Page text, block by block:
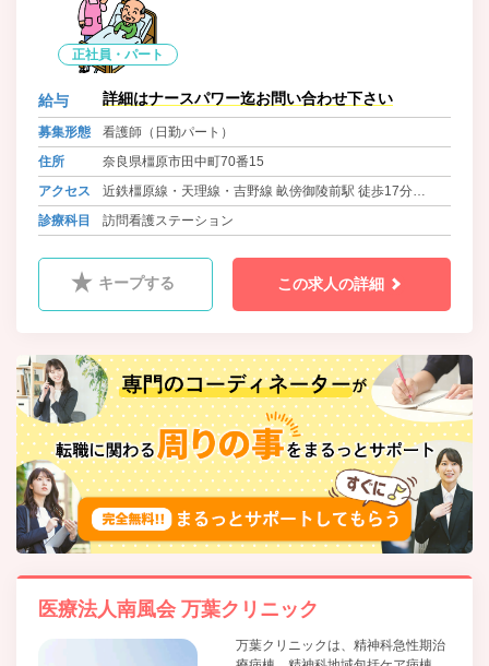
正社員・パート
給与 詳細はナースパワー迄お問い合わせ下さい
募集形態
看護師（日勤パート）
住所
奈良県橿原市田中町70番15
アクセス
近鉄橿原線・天理線・吉野線 畝傍御陵前駅 徒歩17分
近鉄南大阪線・長野線・道明寺線 近鉄橿原神宮前駅から送
診療科目 訪問看護ステーション
キープする この求人の詳細
医療法人南風会 万葉クリニック
万葉クリニックは、精神科急性期治